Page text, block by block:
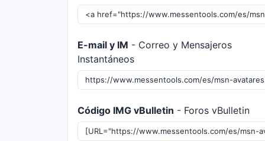
E-mail y IM - Correo y Mensajeros
Instantáneos
Código IMG vBulletin - Foros vBulletin